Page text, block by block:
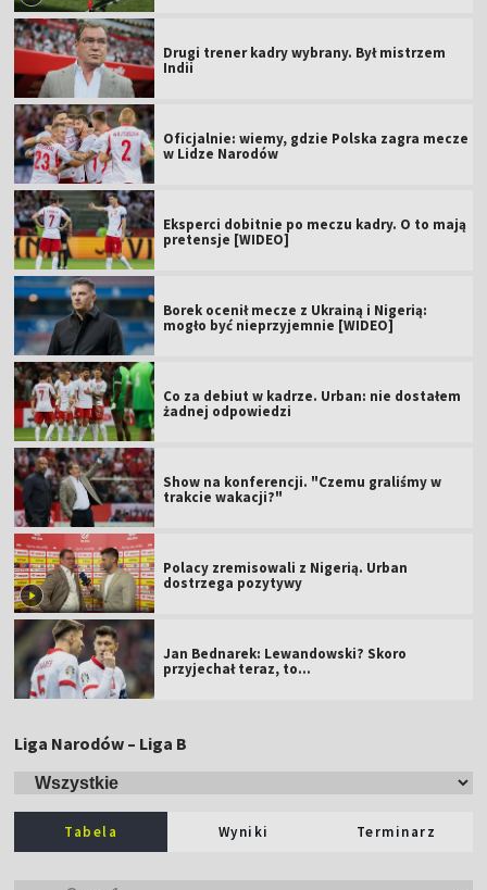
Drugi trener kadry wybrany. Był mistrzem
Indii
Oficjalnie: wiemy, gdzie Polska zagra mecze
w Lidze Narodów
Eksperci dobitnie po meczu kadry. O to mają
pretensje [WIDEO]
Borek ocenił mecze z Ukrainą i Nigerią:
mogło być nieprzyjemnie [WIDEO]
Co za debiut w kadrze. Urban: nie dostałem
żadnej odpowiedzi
Show na konferencji. "Czemu graliśmy w
trakcie wakacji?"
Polacy zremisowali z Nigerią. Urban
dostrzega pozytywy
Jan Bednarek: Lewandowski? Skoro
przyjechał teraz, to…
Liga Narodów – Liga B
Tabela Wyniki Terminarz